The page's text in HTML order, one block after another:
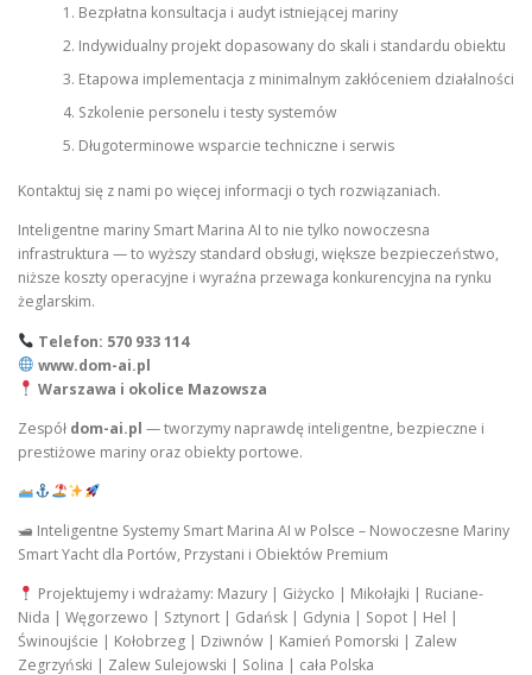
Bezpłatna konsultacja i audyt istniejącej mariny
Indywidualny projekt dopasowany do skali i standardu obiektu
Etapowa implementacja z minimalnym zakłóceniem działalności
Szkolenie personelu i testy systemów
Długoterminowe wsparcie techniczne i serwis
Kontaktuj się z nami po więcej informacji o tych rozwiązaniach.
Inteligentne mariny Smart Marina AI to nie tylko nowoczesna
infrastruktura — to wyższy standard obsługi, większe bezpieczeństwo,
niższe koszty operacyjne i wyraźna przewaga konkurencyjna na rynku
żeglarskim.
Telefon: 570 933 114
www.dom-ai.pl
Warszawa i okolice Mazowsza
Zespół dom-ai.pl — tworzymy naprawdę inteligentne, bezpieczne i
prestiżowe mariny oraz obiekty portowe.
🛥 Inteligentne Systemy Smart Marina AI w Polsce – Nowoczesne Mariny
Smart Yacht dla Portów, Przystani i Obiektów Premium
Projektujemy i wdrażamy: Mazury | Giżycko | Mikołajki | Ruciane-
Nida | Węgorzewo | Sztynort | Gdańsk | Gdynia | Sopot | Hel |
Świnoujście | Kołobrzeg | Dziwnów | Kamień Pomorski | Zalew
Zegrzyński | Zalew Sulejowski | Solina | cała Polska